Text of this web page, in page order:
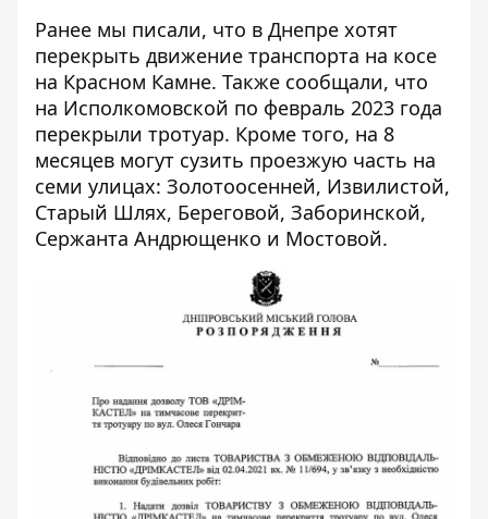
Ранее мы писали, что в Днепре хотят
перекрыть движение транспорта на косе
на Красном Камне. Также сообщали, что
на Исполкомовской по февраль 2023 года
перекрыли тротуар. Кроме того, на 8
месяцев могут сузить проезжую часть на
семи улицах: Золотоосенней, Извилистой,
Старый Шлях, Береговой, Заборинской,
Сержанта Андрющенко и Мостовой.